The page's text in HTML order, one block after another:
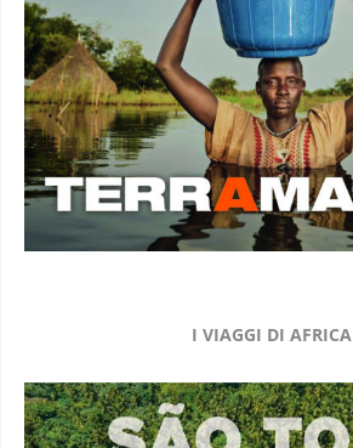
I VIAGGI DI AFRICA